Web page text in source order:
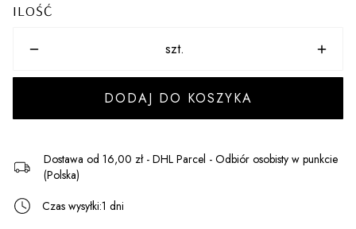
ILOŚĆ
szt.
DODAJ DO KOSZYKA
Dostawa od 16,00 zł - DHL Parcel - Odbiór osobisty w punkcie
(Polska)
Czas wysyłki:1 dni